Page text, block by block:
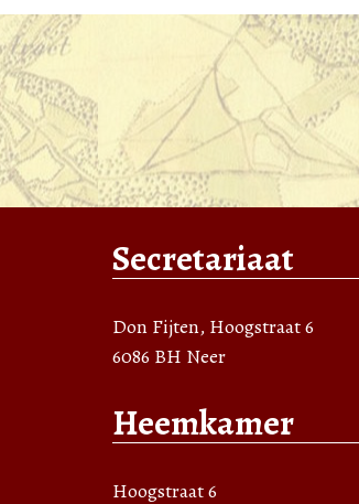
Secretariaat
Don Fijten, Hoogstraat 6
6086 BH Neer
Heemkamer
Hoogstraat 6